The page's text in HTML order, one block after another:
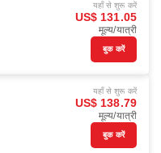
यहाँ से शुरू करें
US$ 131.05
मूल्य/यात्री
बुक करें
यहाँ से शुरू करें
US$ 138.79
मूल्य/यात्री
बुक करें